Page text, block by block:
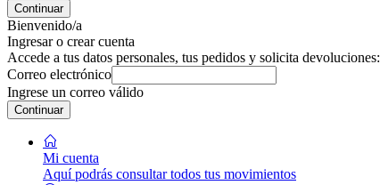
Continuar
Bienvenido/a
Ingresar o crear cuenta
Accede a tus datos personales, tus pedidos y solicita devoluciones:
Correo electrónico
Ingrese un correo válido
Continuar
Mi cuenta
Aquí podrás consultar todos tus movimientos